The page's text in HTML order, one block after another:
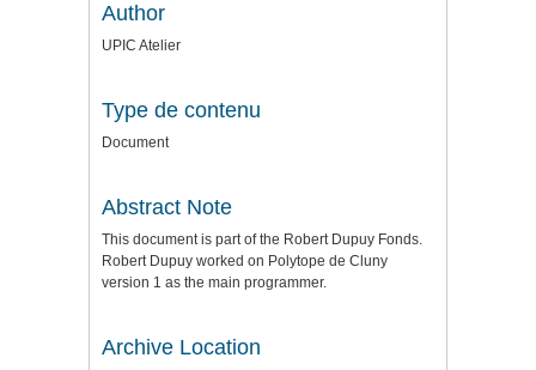
Author
UPIC Atelier
Type de contenu
Document
Abstract Note
This document is part of the Robert Dupuy Fonds.
Robert Dupuy worked on Polytope de Cluny
version 1 as the main programmer.
Archive Location